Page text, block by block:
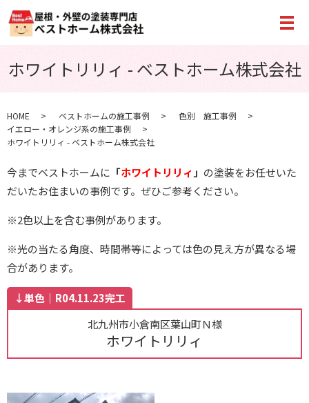
メ
ホワイトリリィ - ベストホーム株式会社
HOME ベストホームの施工事例
色別 施工事例
イエロー・オレンジ系の施工事例
ホワイトリリィ - ベストホーム株式会社
今までベストホームに 「ホワイトリリィ 」 の塗装をお任せいた
だいたお住まいの事例です。ぜひご参考ください。
※2色以上を含む事例があります。
※光の当たる角度、時間帯等によっては色の見え方が異なる場
合があります。
↓単色｜R04.11.23完工
北九州市小倉南区葉山町Ｎ様
ホワイトリリィ